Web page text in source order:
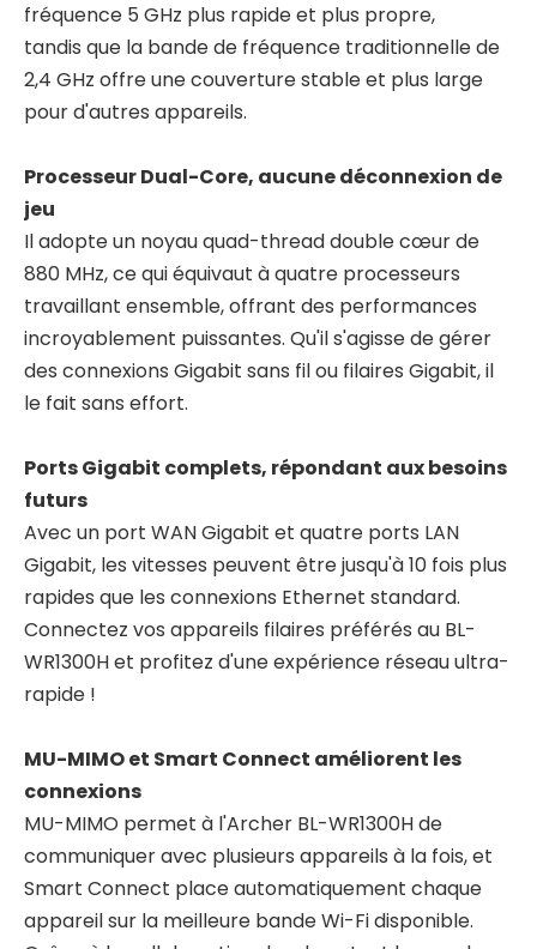
fréquence 5 GHz plus rapide et plus propre,
tandis que la bande de fréquence traditionnelle de
2,4 GHz offre une couverture stable et plus large
pour d'autres appareils.
Processeur Dual-Core, aucune déconnexion de
jeu
Il adopte un noyau quad-thread double cœur de
880 MHz, ce qui équivaut à quatre processeurs
travaillant ensemble, offrant des performances
incroyablement puissantes. Qu'il s'agisse de gérer
des connexions Gigabit sans fil ou filaires Gigabit, il
le fait sans effort.
Ports Gigabit complets, répondant aux besoins
futurs
Avec un port WAN Gigabit et quatre ports LAN
Gigabit, les vitesses peuvent être jusqu'à 10 fois plus
rapides que les connexions Ethernet standard.
Connectez vos appareils filaires préférés au BL-
WR1300H et profitez d'une expérience réseau ultra-
rapide !
MU-MIMO et Smart Connect améliorent les
connexions
MU-MIMO permet à l'Archer BL-WR1300H de
communiquer avec plusieurs appareils à la fois, et
Smart Connect place automatiquement chaque
appareil sur la meilleure bande Wi-Fi disponible.